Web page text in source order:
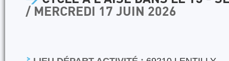
/ MERCREDI 17 JUIN 2026